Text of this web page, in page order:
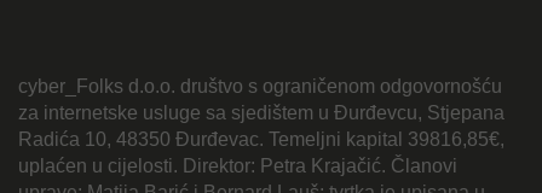
cyber_Folks d.o.o. društvo s ograničenom odgovornošću
za internetske usluge sa sjedištem u Đurđevcu, Stjepana
Radića 10, 48350 Đurđevac. Temeljni kapital 39816,85€,
uplaćen u cijelosti. Direktor: Petra Krajačić. Članovi